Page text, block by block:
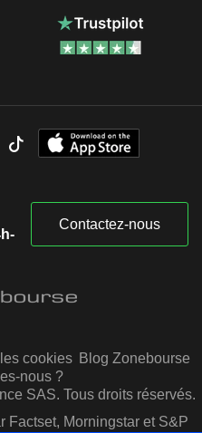
Contactez-nous
cookies Blog Zonebourse
nous ?
SAS. Tous droits réservés.
Factset, Morningstar et S&P